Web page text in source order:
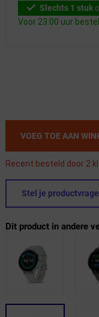
Slechts 1 stuk
Voor 23:00 uur
VOEG TOE AAN
Recent besteld door 2
Stel je
Dit product in andere